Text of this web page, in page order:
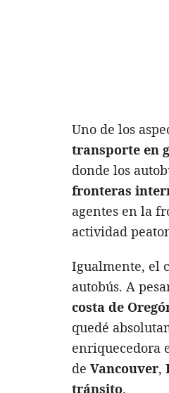
Uno de los
transporte en
donde los
fronteras
agentes en la
actividad
Igualmente, el
autobús. A
costa de
quedé
enriquecedora
de Vancouver,
tránsito.